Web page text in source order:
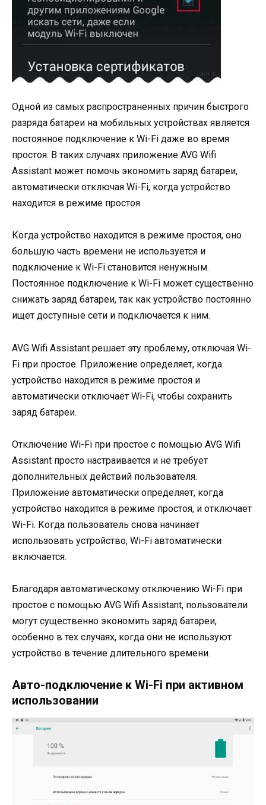
Одной из самых распространенных причин быстрого
разряда батареи на мобильных устройствах является
постоянное подключение к Wi-Fi даже во время
простоя. В таких случаях приложение AVG Wifi
Assistant может помочь экономить заряд батареи,
автоматически отключая Wi-Fi, когда устройство
находится в режиме простоя.
Когда устройство находится в режиме простоя, оно
большую часть времени не используется и
подключение к Wi-Fi становится ненужным.
Постоянное подключение к Wi-Fi может существенно
снижать заряд батареи, так как устройство постоянно
ищет доступные сети и подключается к ним.
AVG Wifi Assistant решает эту проблему, отключая Wi-
Fi при простое. Приложение определяет, когда
устройство находится в режиме простоя и
автоматически отключает Wi-Fi, чтобы сохранить
заряд батареи.
Отключение Wi-Fi при простое с помощью AVG Wifi
Assistant просто настраивается и не требует
дополнительных действий пользователя.
Приложение автоматически определяет, когда
устройство находится в режиме простоя, и отключает
Wi-Fi. Когда пользователь снова начинает
использовать устройство, Wi-Fi автоматически
включается.
Благодаря автоматическому отключению Wi-Fi при
простое с помощью AVG Wifi Assistant, пользователи
могут существенно экономить заряд батареи,
особенно в тех случаях, когда они не используют
устройство в течение длительного времени.
Авто-подключение к Wi-Fi при активном
использовании